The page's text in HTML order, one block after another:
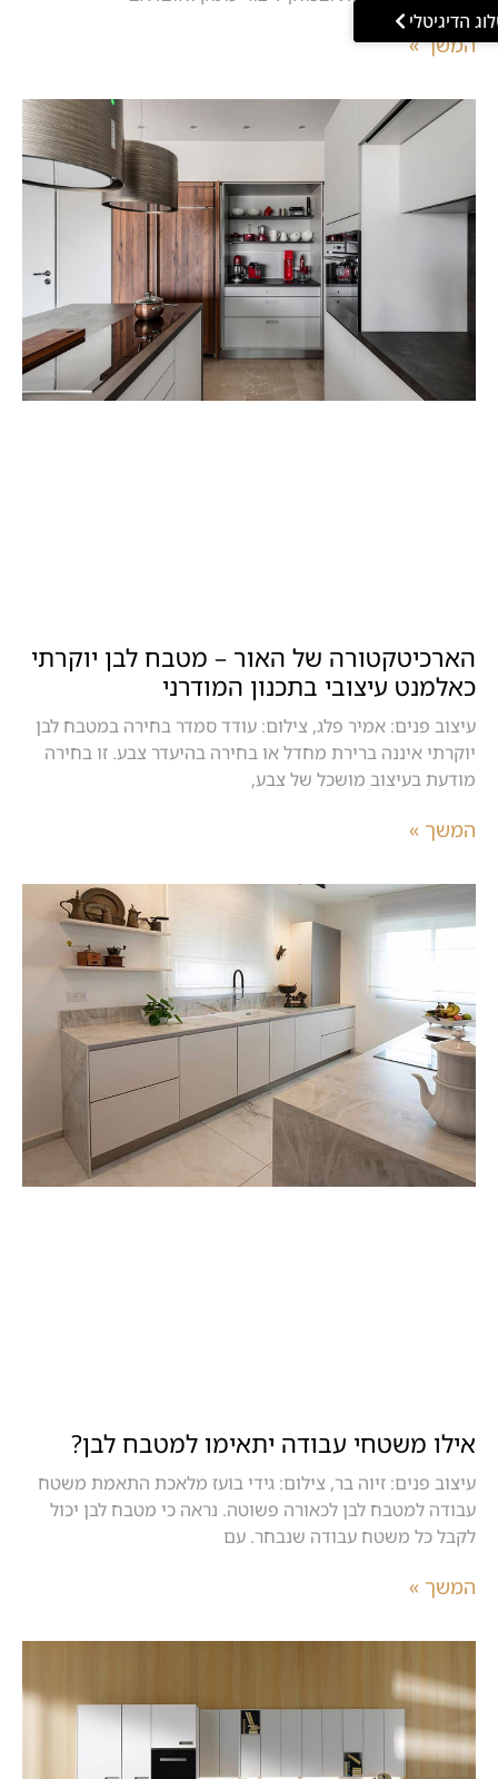
המשך »
הארכיטקטורה של האור – מטבח לבן יוקרתי
כאלמנט עיצובי בתכנון המודרני
עיצוב פנים: אמיר פלג, צילום: עודד סמדר בחירה במטבח לבן
יוקרתי איננה ברירת מחדל או בחירה בהיעדר צבע. זו בחירה
מודעת בעיצוב מושכל של צבע,
המשך »
אילו משטחי עבודה יתאימו למטבח לבן?
עיצוב פנים: זיוה בר, צילום: גידי בועז מלאכת התאמת משטח
עבודה למטבח לבן לכאורה פשוטה. נראה כי מטבח לבן יכול
לקבל כל משטח עבודה שנבחר. עם
המשך »
הדיגיטלי